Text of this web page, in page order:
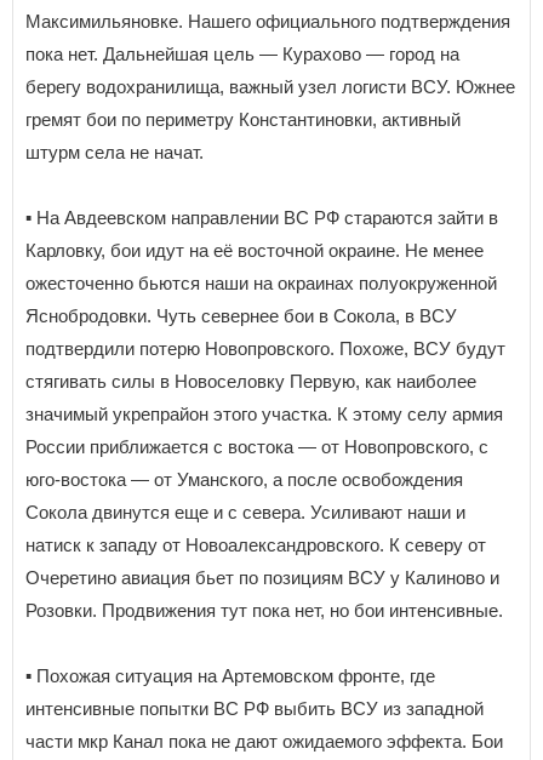
Максимильяновке. Нашего официального подтверждения
пока нет. Дальнейшая цель — Курахово — город на
берегу водохранилища, важный узел логисти ВСУ. Южнее
гремят бои по периметру Константиновки, активный
штурм села не начат.
▪️ На Авдеевском направлении ВС РФ стараются зайти в
Карловку, бои идут на её восточной окраине. Не менее
ожесточенно бьются наши на окраинах полуокруженной
Яснобродовки. Чуть севернее бои в Сокола, в ВСУ
подтвердили потерю Новопровского. Похоже, ВСУ будут
стягивать силы в Новоселовку Первую, как наиболее
значимый укрепрайон этого участка. К этому селу армия
России приближается с востока — от Новопровского, с
юго-востока — от Уманского, а после освобождения
Сокола двинутся еще и с севера. Усиливают наши и
натиск к западу от Новоалександровского. К северу от
Очеретино авиация бьет по позициям ВСУ у Калиново и
Розовки. Продвижения тут пока нет, но бои интенсивные.
▪️ Похожая ситуация на Артемовском фронте, где
интенсивные попытки ВС РФ выбить ВСУ из западной
части мкр Канал пока не дают ожидаемого эффекта. Бои